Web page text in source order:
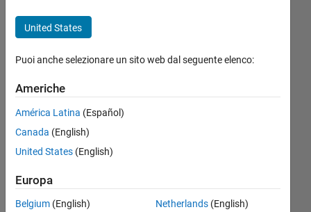
signals
Shoaibur
Rahman
4 Ago
2018
Risposte
Aggiornato
4 Ago
United States
Puoi anche selezionare un sito web dal seguente elenco:
Americhe
América Latina (Español)
Canada (English)
United States (English)
Europa
Belgium (English)
Netherlands(English)